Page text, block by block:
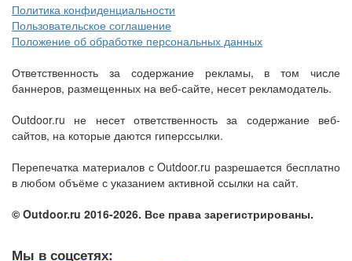
Политика конфиденциальности
Пользовательское соглашение
Положение об обработке персональных данных
Ответственность за содержание рекламы, в том числе
баннеров, размещенных на веб-сайте, несет рекламодатель.
Outdoor.ru не несет ответственность за содержание веб-
сайтов, на которые даются гиперссылки.
Перепечатка материалов с Outdoor.ru разрешается бесплатно
в любом объёме с указанием активной ссылки на сайт.
© Outdoor.ru 2016-2026. Все права зарегистрированы.
Мы в соцсетях: